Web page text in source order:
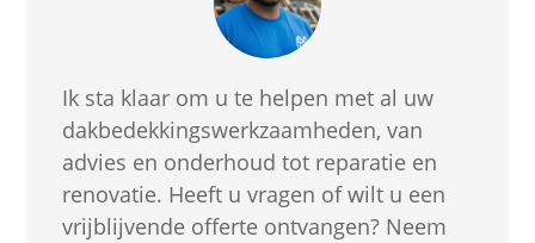
Ik sta klaar om u te helpen met al uw
dakbedekkingswerkzaamheden, van
advies en onderhoud tot reparatie en
renovatie. Heeft u vragen of wilt u een
vrijblijvende offerte ontvangen? Neem